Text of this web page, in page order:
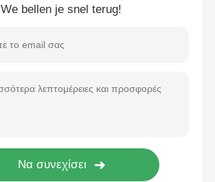
We bellen je snel terug!